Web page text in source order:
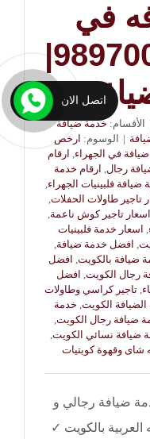
في
الكويت | 98970040|
الأقسام: خدمة ضيافة
| الوسوم: ارخص
في الجهراء, ارقام
رجال, ارقام خدمة
ضيافة فلبينيات الجهراء,
تاجير طاولات الحفلات,
اسعار تاجير كوش ناعمة,
, اسعار خدمة فلبينيات
, افضل خدمة ضيافة,
ضيافة بالكويت, افضل
رجال الكويت, افضل
, تاجير كراسي وطاولات
الكويت, خدمة
ضيافة رجال الكويت,
ضيافة نسائي الكويت,
شاى وقهوة كويتيات
ضيافة رجالي و
بالكويت ✓
اتصل الان